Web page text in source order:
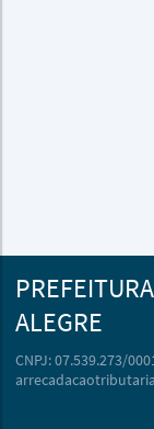
ALEGRE
CNPJ: 07.539.273/